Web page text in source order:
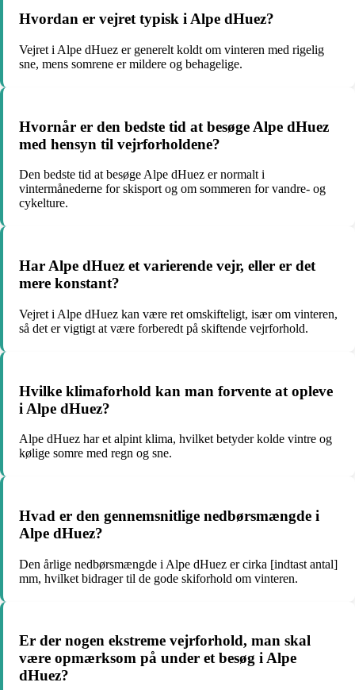
Hvordan er vejret typisk i Alpe dHuez?
Vejret i Alpe dHuez er generelt koldt om vinteren med rigelig
sne, mens somrene er mildere og behagelige.
Hvornår er den bedste tid at besøge Alpe dHuez
med hensyn til vejrforholdene?
Den bedste tid at besøge Alpe dHuez er normalt i
vintermånederne for skisport og om sommeren for vandre- og
cykelture.
Har Alpe dHuez et varierende vejr, eller er det
mere konstant?
Vejret i Alpe dHuez kan være ret omskifteligt, især om vinteren,
så det er vigtigt at være forberedt på skiftende vejrforhold.
Hvilke klimaforhold kan man forvente at opleve
i Alpe dHuez?
Alpe dHuez har et alpint klima, hvilket betyder kolde vintre og
kølige somre med regn og sne.
Hvad er den gennemsnitlige nedbørsmængde i
Alpe dHuez?
Den årlige nedbørsmængde i Alpe dHuez er cirka [indtast antal]
mm, hvilket bidrager til de gode skiforhold om vinteren.
Er der nogen ekstreme vejrforhold, man skal
være opmærksom på under et besøg i Alpe
dHuez?